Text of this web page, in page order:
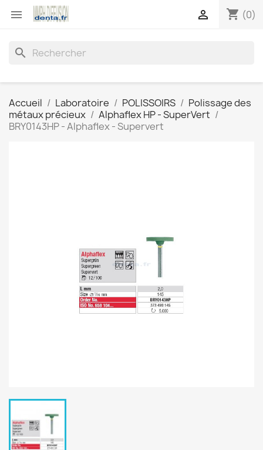
 shopping_cart (0)

search
Accueil Laboratoire POLISSOIRS
Polissage des
métaux précieux
Alphaflex HP - SuperVert
BRY0143HP - Alphaflex - Supervert